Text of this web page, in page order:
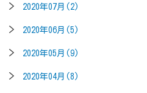
2020年07月(2)
2020年06月(5)
2020年05月(9)
2020年04月(8)